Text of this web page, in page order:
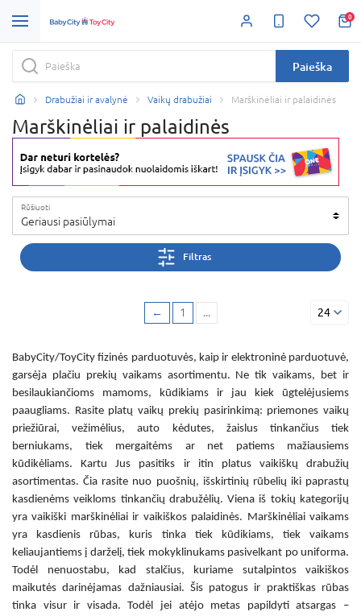
0
Paieška
Drabužiai ir avalynė Vaikų drabužiai Marškinėliai ir palaidinės
Marškinėliai ir palaidinės
Rūšiuoti
Geriausi pasiūlymai
Filtras
← 1 ... 24
BabyCity/ToyCity fizinės parduotuvės, kaip ir elektroninė parduotuvė,
garsėja plačiu prekių vaikams asortimentu. Ne tik vaikams, bet ir
besilaukiančioms mamoms, kūdikiams ir jau kiek ūgtelėjusiems
paaugliams. Rasite platų vaikų prekių pasirinkimą: priemones vaikų
priežiūrai, vežimėlius, auto kėdutes, žaislus tinkančius tiek
berniukams, tiek mergaitėms ar net patiems mažiausiems
kūdikėliams. Kartu Jus pasitiks ir itin platus vaikiškų drabužių
asortimentas. Čia rasite nuo puošnių, išskirtinių rūbelių iki paprastų
kasdienėms veikloms tinkančių drabužėlių. Viena iš tokių kategorijų
yravaikiški marškinėliaiir vaikiškos palaidinės. Marškinėliai vaikams
yra kasdienis rūbas, kuris tinka tiek kūdikiams, tiek vaikams
keliaujantiems į darželį, tiek mokyklinukams pasivelkant po uniforma.
Todėl nenuostabu, kad stalčius, kuriame sutalpintos vaikiškos
maikutės darinėjamas dažniausiai. Šis patogus ir praktiškas rūbas
tinka visur ir visada. Todėl jei atėjo metas papildyti atsargas –